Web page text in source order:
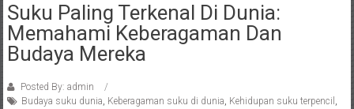
Suku Paling Terkenal Di Dunia:
Memahami Keberagaman Dan
Budaya Mereka
Posted By: admin
Budaya suku dunia, Keberagaman suku di dunia, Kehidupan suku terpencil ,